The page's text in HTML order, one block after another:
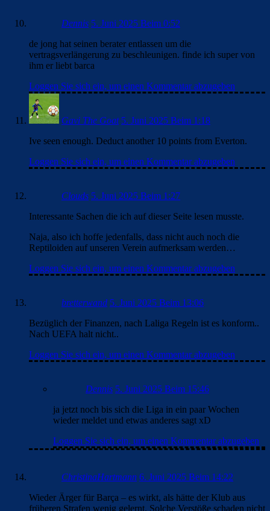
Dennis 5. Juni 2025 Beim 0:52
de jong hat seinen berater entlassen um die
vertragsverlängerung zu beschleunigen. finde ich super von
ihm er liebt barca
Loggen Sie sich ein, um einen Kommentar abzugeben
Gavi The Goat 5. Juni 2025 Beim 1:18
Ive seen enough. Deduct another 10 points from Everton.
Loggen Sie sich ein, um einen Kommentar abzugeben
Clouds 5. Juni 2025 Beim 1:27
Interessante Sachen die ich auf dieser Seite lesen musste.
Naja, also ich hoffe jedenfalls, dass nicht auch noch die
Reptiloiden auf unseren Verein aufmerksam werden…
Loggen Sie sich ein, um einen Kommentar abzugeben
bretterwand 5. Juni 2025 Beim 13:06
Bezüglich der Finanzen, nach Laliga Regeln ist es konform..
Nach UEFA halt nicht..
Loggen Sie sich ein, um einen Kommentar abzugeben
Dennis 5. Juni 2025 Beim 15:46
ja jetzt noch bis sich die Liga in ein paar Wochen
wieder meldet und etwas anderes sagt xD
Loggen Sie sich ein, um einen Kommentar abzugeben
ChristinaHartmann 6. Juni 2025 Beim 14:22
Wieder Ärger für Barça – es wirkt, als hätte der Klub aus
früheren Strafen wenig gelernt. Solche Verstöße schaden nicht